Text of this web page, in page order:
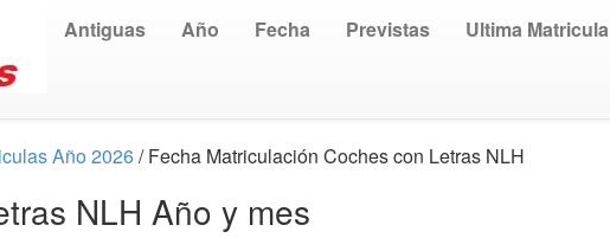
Antiguas Año Fecha Previstas Ultima Matricula
Año 2026/ Fecha Matriculación Coches con Letras NLH
NLH Año y mes